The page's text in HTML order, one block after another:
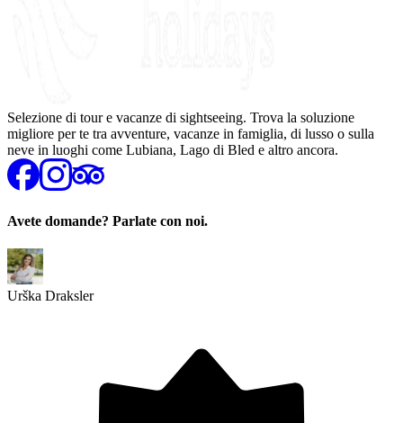
Selezione di tour e vacanze di sightseeing. Trova la soluzione
migliore per te tra avventure, vacanze in famiglia, di lusso o sulla
neve in luoghi come Lubiana, Lago di Bled e altro ancora.
Avete domande? Parlate con noi.
Urška Draksler